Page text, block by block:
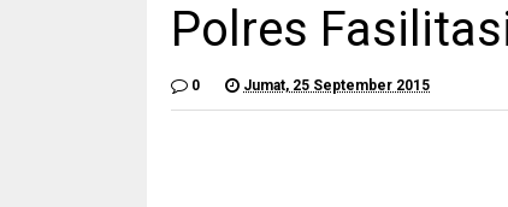
Polres
0 Jumat, 25 September 2015